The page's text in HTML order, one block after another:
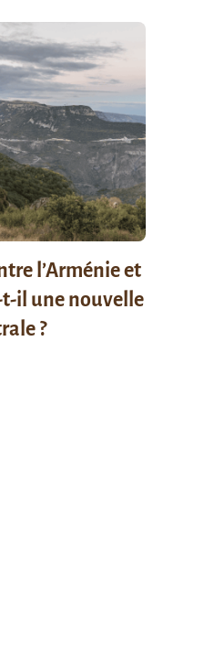
l’Arménie et
il une nouvelle
?